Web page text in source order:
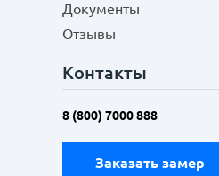
Документы
Отзывы
Контакты
8 (800) 7000 888
Заказать замер